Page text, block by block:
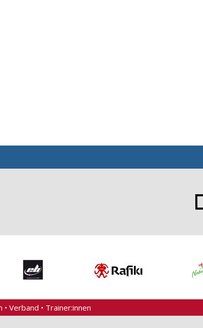
• Verband • Trainer:innen